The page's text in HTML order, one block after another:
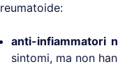
reumatoide:
anti-infiammatori
sintomi, ma non